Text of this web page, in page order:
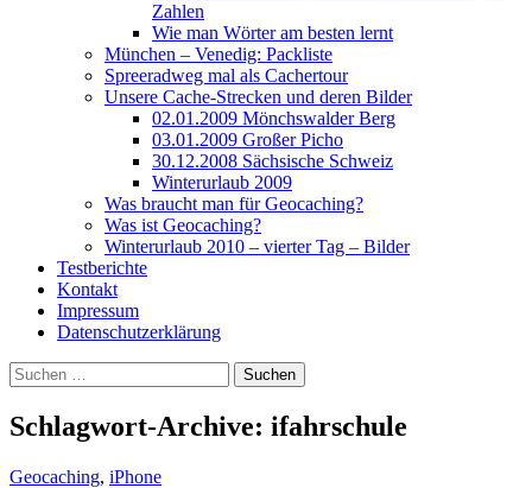
Zahlen
Wie man Wörter am besten lernt
München – Venedig: Packliste
Spreeradweg mal als Cachertour
Unsere Cache-Strecken und deren Bilder
02.01.2009 Mönchswalder Berg
03.01.2009 Großer Picho
30.12.2008 Sächsische Schweiz
Winterurlaub 2009
Was braucht man für Geocaching?
Was ist Geocaching?
Winterurlaub 2010 – vierter Tag – Bilder
Testberichte
Kontakt
Impressum
Datenschutzerklärung
Suchen
nach:
Schlagwort-Archive: ifahrschule
Geocaching, iPhone